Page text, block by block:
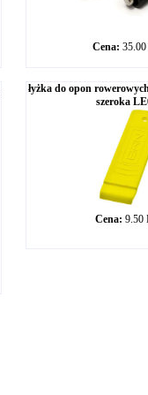
Cena:
łyżka do opon
szeroka
Cena: 9.50